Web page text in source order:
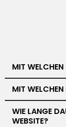
MIT WELCHEN
MIT
WIE LANGE
WEBSITE?